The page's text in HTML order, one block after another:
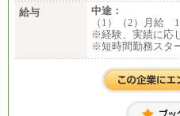
給与
中途：
（1）（2）月給
※経験、実績に応
※短時間勤務スタ